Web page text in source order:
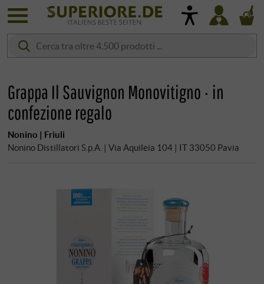
Grappa Il Sauvignon Monovitigno · in
confezione regalo
Nonino | Friuli
Nonino Distillatori S.p.A. | Via Aquileia 104 | IT 33050 Pavia